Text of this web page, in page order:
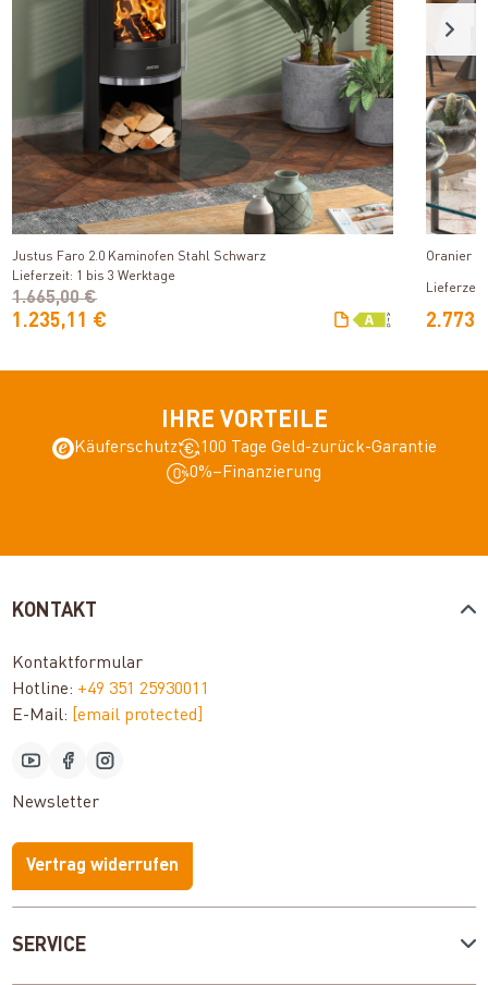
Produkt ansehen
Justus Faro 2.0 Kaminofen Stahl Schwarz
Lieferzeit: 1 bis 3 Werktage
1.235,11 €
1.665,00 €
Oranier
IHRE VORTEILE
Käuferschutz
100 Tage Geld-zurück-Garantie
0%–Finanzierung
SERVICE
KONTAKT
Kontaktformular
Hotline: +49 351 25930011
E-Mail: [email protected]
Newsletter
Vertrag widerrufen